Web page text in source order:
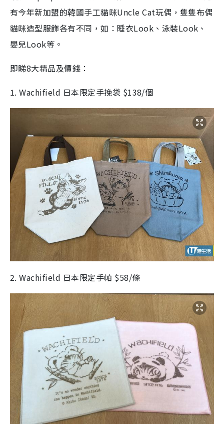
有今年新加盟的韓國手工貓咪Uncle Cat玩偶，隻隻布偶
貓咪造型服飾各有不同，如：睡衣Look、泳裝Look、
嬰兒Look等。
即睇8大精品及價錢：
1. Wachifield 日本限定手挽袋 $138/個
2. Wachifield 日本限定手帕 $58/條